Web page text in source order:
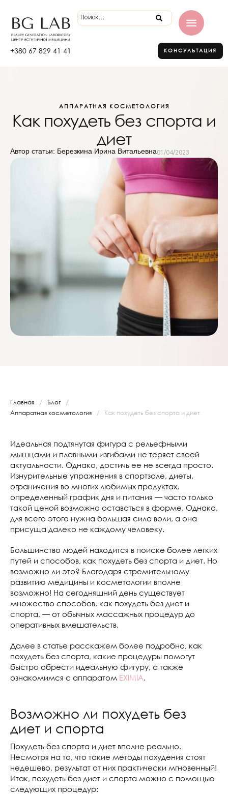
+380 67 829 41 41 КОНСУЛЬТАЦИЯ
АППАРАТНАЯ КОСМЕТОЛОГИЯ
Как похудеть без спорта и
диет
Автор статьи: Березкина Ирина Витальевна01/04/2023
Главная / Блог /
Аппаратная косметология / Как похудеть без спорта и диет
Идеальная подтянутая фигура с рельефными
мышцами и плавными изгибами не теряет своей
актуальности. Однако, достичь ее не всегда просто.
Изнурительные упражнения в спортзале, диеты,
ограничения во многих любимых продуктах,
определенный график дня и питания — часто только
такой ценой возможно оставаться в форме. Однако,
для всего этого нужна большая сила воли, а она
присуща далеко не каждому человеку.
Большинство людей находится в поиске более легких
путей и способов, как похудеть без спорта и диет. Но
возможно ли это? Благодаря стремительному
развитию медицины и косметологии вполне
возможно! На сегодняшний день существует
множество способов, как похудеть без диет и
спорта, — от обычных массажных процедур до
оперативных вмешательств.
Далее в статье расскажем более подробно, как
похудеть без спорта, какие процедуры помогут
быстро обрести идеальную фигуру, а также
ознакомимся с аппаратом EXIMIA.
Возможно ли похудеть без
диет и спорта
Похудеть без спорта и диет вполне реально.
Несмотря на то, что такие методы похудения стоят
недешево, результат от них практически мгновенный!
Итак, похудеть без диет и спорта можно с помощью
следующих процедур: